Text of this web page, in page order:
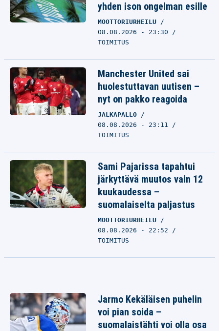
yhden ison ongelman esille
MOOTTORIURHEILU
08.08.2026 - 23:30
TOIMITUS
Manchester United sai
huolestuttavan uutisen –
nyt on pakko reagoida
JALKAPALLO
08.08.2026 - 23:11
TOIMITUS
Sami Pajarissa tapahtui
järkyttävä muutos vain 12
kuukaudessa –
suomalaiselta paljastus
MOOTTORIURHEILU
08.08.2026 - 22:52
TOIMITUS
Jarmo Kekäläisen puhelin
voi pian soida –
suomalaistähti voi olla osa